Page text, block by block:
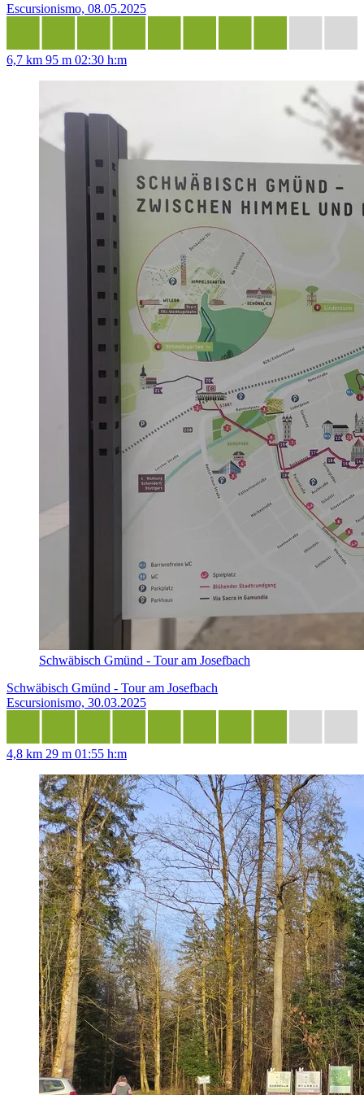
Escursionismo, 08.05.2025
6,7 km 95 m 02:30 h:m
Schwäbisch Gmünd - Tour am Josefbach
Schwäbisch Gmünd - Tour am Josefbach
Escursionismo, 30.03.2025
4,8 km 29 m 01:55 h:m